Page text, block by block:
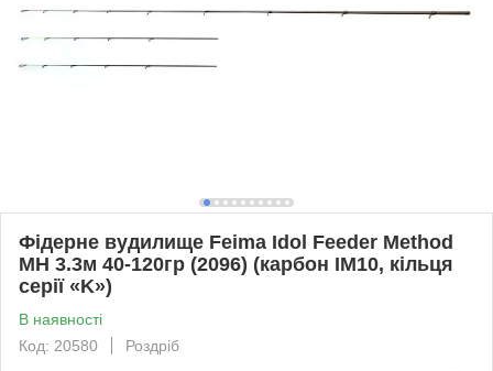
Фідерне вудилище Feima Idol Feeder Method
MH 3.3м 40-120гр (2096) (карбон IM10, кільця
серії «K»)
В наявності
Код: 20580
Роздріб